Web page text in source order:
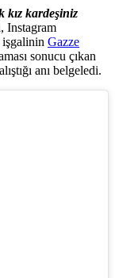
kız kardeşiniz
Instagram
işgalinin Gazze
sonucu çıkan
anı belgeledi.